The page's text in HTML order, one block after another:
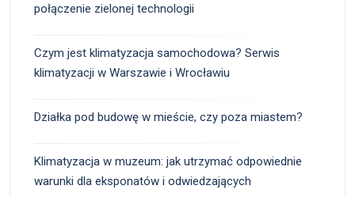
połączenie zielonej technologii
Czym jest klimatyzacja samochodowa? Serwis
klimatyzacji w Warszawie i Wrocławiu
Działka pod budowę w mieście, czy poza miastem?
Klimatyzacja w muzeum: jak utrzymać odpowiednie
warunki dla eksponatów i odwiedzających